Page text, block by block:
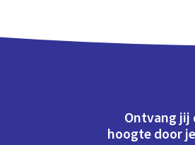
Ontvang jij
hoogte door